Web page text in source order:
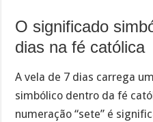
O significado
dias na fé católica
A vela de 7 dias carrega
simbólico dentro da fé
numeração “sete” é